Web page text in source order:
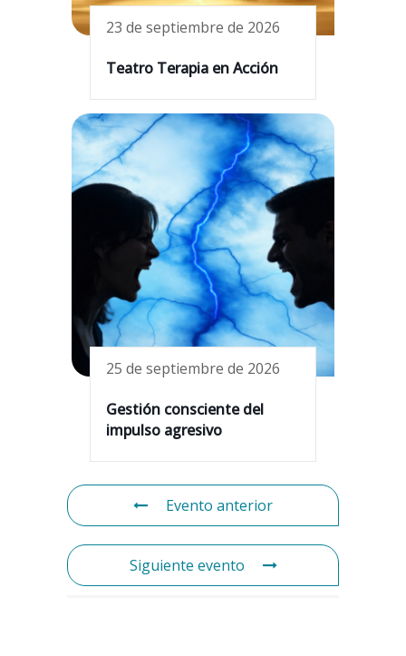
23 de septiembre de 2026
Teatro Terapia en Acción
25 de septiembre de 2026
Gestión consciente del
impulso agresivo
Evento anterior
Siguiente evento